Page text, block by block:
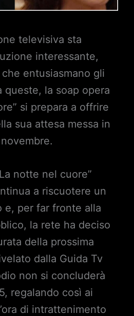
televisiva sta
interessante,
entusiasmano gli
queste, la soap opera
si prepara a offrire
sua attesa messa in
notte nel cuore”
a riscuotere un
e, per far fronte alla
la rete ha deciso
della prossima
dalla Guida Tv
non si concluderà
regalando così ai
di intrattenimento